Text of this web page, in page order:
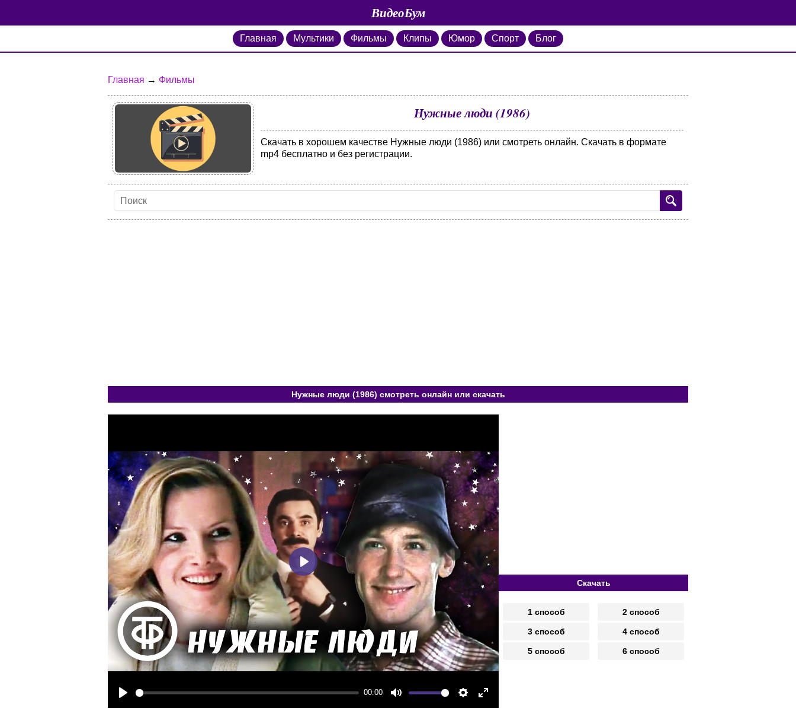
ВидеоБум
Главная Мультики Фильмы Клипы Юмор Спорт Блог
Главная → Фильмы
Нужные люди (1986)
Скачать в хорошем качестве Нужные люди (1986) или смотреть онлайн. Скачать в формате
mp4 бесплатно и без регистрации.
Нужные люди (1986) смотреть онлайн или скачать
Play
00:00
Mute Settings
Enter
Play
Скачать
1 способ 2 способ
3 способ 4 способ
5 способ 6 способ